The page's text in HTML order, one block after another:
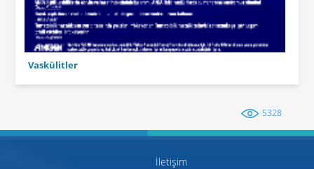
Vaskülitler
5328
İletişim